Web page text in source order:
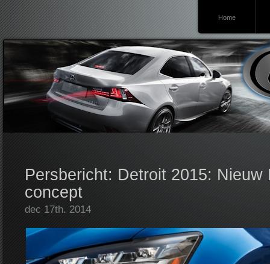
Home
Persbericht: Detroit 2015: Nieuw
concept
dec 17th. 2014